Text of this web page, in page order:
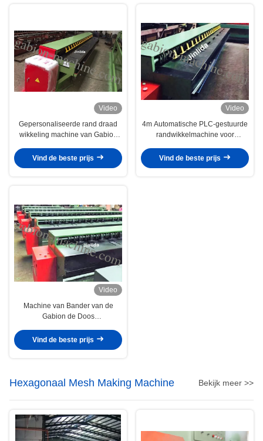
Video
Gepersonaliseerde rand draad
wikkeling machine van Gabion
Vind de beste prijs
Video
4m Automatische PLC-gestuurde
randwikkelmachine voor
Vind de beste prijs
Video
Machine van Bander van de
Gabion de Doos
4.0mm Draaddiameter
Vind de beste prijs
Hexagonaal Mesh Making Machine Bekijk meer >>